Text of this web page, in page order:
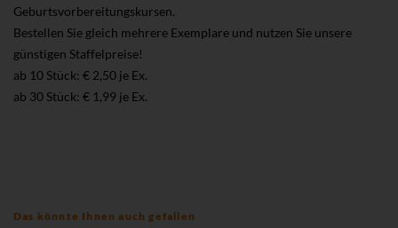
Geburtsvorbereitungskursen.
Bestellen Sie gleich mehrere Exemplare und nutzen Sie unsere
günstigen Staffelpreise!
ab 10 Stück: € 2,50 je Ex.
ab 30 Stück: € 1,99 je Ex.
Das könnte Ihnen auch gefallen